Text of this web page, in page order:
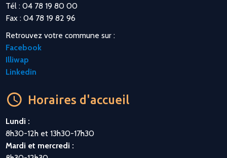
Tél : 04 78 19 80 00
Fax : 04 78 19 82 96
Retrouvez votre commune sur :
Facebook
Illiwap
Linkedin
Horaires d'accueil
Lundi :
8h30-12h et 13h30-17h30
Mardi et mercredi :